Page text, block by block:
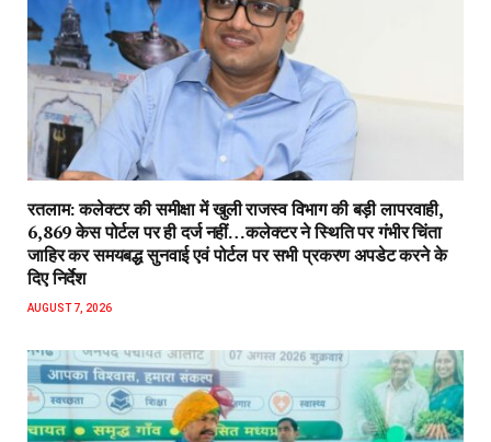
रतलाम: कलेक्टर की समीक्षा में खुली राजस्व विभाग की बड़ी लापरवाही,
6,869 केस पोर्टल पर ही दर्ज नहीं…कलेक्टर ने स्थिति पर गंभीर चिंता
जाहिर कर समयबद्ध सुनवाई एवं पोर्टल पर सभी प्रकरण अपडेट करने के
दिए निर्देश
AUGUST 7, 2026